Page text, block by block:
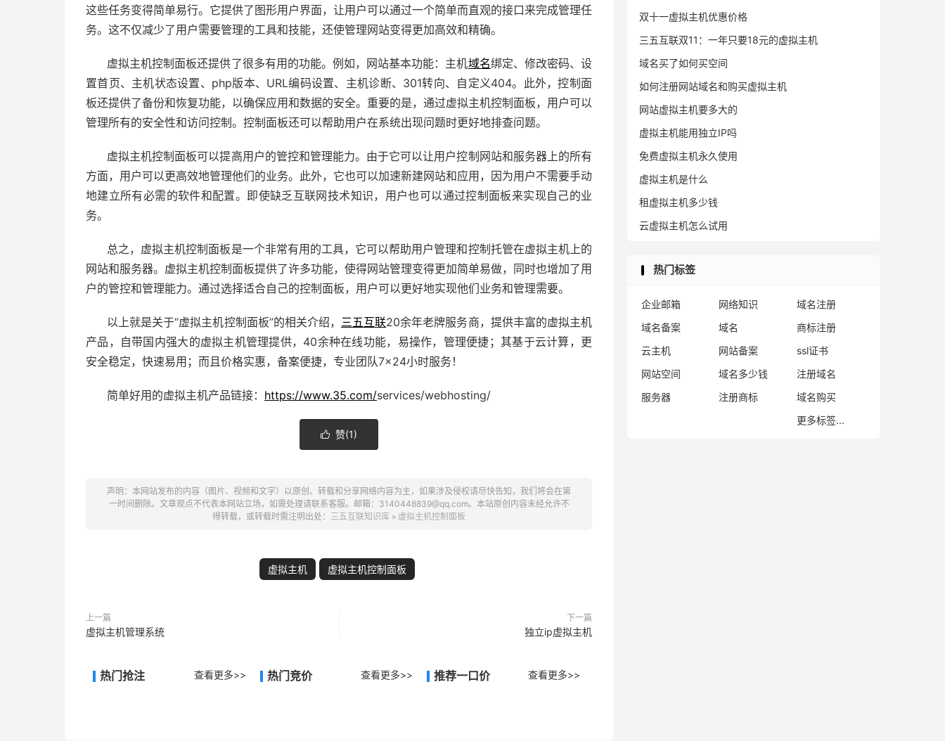
这些任务变得简单易行。它提供了图形用户界面，让用户可以通过一个简单而直观的接口来完成管理任
务。这不仅减少了用户需要管理的工具和技能，还使管理网站变得更加高效和精确。
虚拟主机控制面板还提供了很多有用的功能。例如，网站基本功能：主机域名绑定、修改密码、设
置首页、主机状态设置、php版本、URL编码设置、主机诊断、301转向、自定义404。此外，控制面
板还提供了备份和恢复功能，以确保应用和数据的安全。重要的是，通过虚拟主机控制面板，用户可以
管理所有的安全性和访问控制。控制面板还可以帮助用户在系统出现问题时更好地排查问题。
虚拟主机控制面板可以提高用户的管控和管理能力。由于它可以让用户控制网站和服务器上的所有
方面，用户可以更高效地管理他们的业务。此外，它也可以加速新建网站和应用，因为用户不需要手动
地建立所有必需的软件和配置。即使缺乏互联网技术知识，用户也可以通过控制面板来实现自己的业
务。
总之，虚拟主机控制面板是一个非常有用的工具，它可以帮助用户管理和控制托管在虚拟主机上的
网站和服务器。虚拟主机控制面板提供了许多功能，使得网站管理变得更加简单易做，同时也增加了用
户的管控和管理能力。通过选择适合自己的控制面板，用户可以更好地实现他们业务和管理需要。
以上就是关于“虚拟主机控制面板”的相关介绍， 三五互联20余年老牌服务商，提供丰富的虚拟主机
产品，自带国内强大的虚拟主机管理提供，40余种在线功能，易操作，管理便捷；其基于云计算，更
安全稳定，快速易用；而且价格实惠，备案便捷，专业团队7×24小时服务！
简单好用的虚拟主机产品链接： https://www.35.com/services/webhosting/
 赞(1)
声明：本网站发布的内容（图片、视频和文字）以原创、转载和分享网络内容为主，如果涉及侵权请尽快告知，我们将会在第
一时间删除。文章观点不代表本网站立场，如需处理请联系客服。邮箱：3140448839@qq.com。本站原创内容未经允许不
得转载，或转载时需注明出处： 三五互联知识库 » 虚拟主机控制面板
虚拟主机 虚拟主机控制面板
上一篇
虚拟主机管理系统
下一篇
独立ip虚拟主机
热门抢注 查看更多>> 热门竞价 查看更多>> 推荐一口价 查看更多>>
双十一虚拟主机优惠价格
三五互联双11：一年只要18元的虚拟主机
域名买了如何买空间
如何注册网站域名和购买虚拟主机
网站虚拟主机要多大的
虚拟主机能用独立IP吗
免费虚拟主机永久使用
虚拟主机是什么
租虚拟主机多少钱
云虚拟主机怎么试用
热门标签
企业邮箱 网络知识
域名注册
域名备案
域名
商标注册
云主机
网站备案
ssl证书
网站空间
域名多少钱
注册域名
服务器
注册商标
域名购买
更多标签...